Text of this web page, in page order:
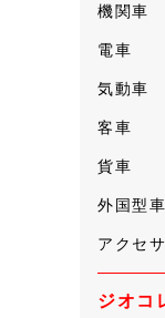
機関車
電車
気動車
客車
貨車
外国型
アクセ
ジオコ